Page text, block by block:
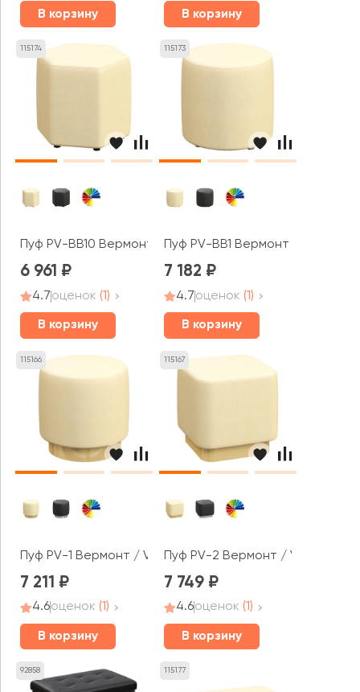
В корзину В корзину
115174
Пуф PV-BB10 Вермонт / Vermont
6 961
4.7оценок (1)
В корзину
115173
Пуф PV-BB1 Вермонт / Vermont
7 182
4.7оценок (1)
В корзину
115166
Пуф PV-1 Вермонт / Vermont
7 211
4.6оценок (1)
В корзину
115167
Пуф PV-2 Вермонт / Vermont
7 749
4.6оценок (1)
В корзину
92858 115177